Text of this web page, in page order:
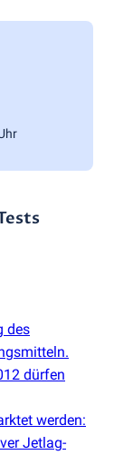
des
dürfen
werden:
Jetlag-